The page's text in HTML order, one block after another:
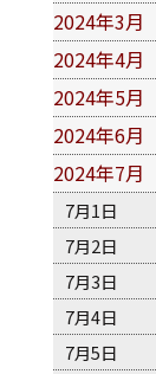
2024年3月
2024年4月
2024年5月
2024年6月
2024年7月
7月1日
7月2日
7月3日
7月4日
7月5日